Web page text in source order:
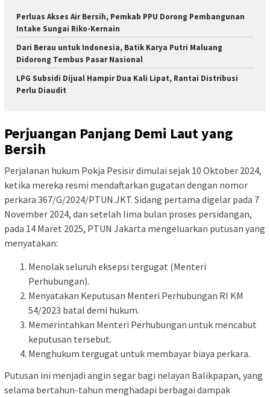
Perluas Akses Air Bersih, Pemkab PPU Dorong Pembangunan
Intake Sungai Riko-Kernain
Dari Berau untuk Indonesia, Batik Karya Putri Maluang
Didorong Tembus Pasar Nasional
LPG Subsidi Dijual Hampir Dua Kali Lipat, Rantai Distribusi
Perlu Diaudit
Perjuangan Panjang Demi Laut yang
Bersih
Perjalanan hukum Pokja Pesisir dimulai sejak 10 Oktober 2024,
ketika mereka resmi mendaftarkan gugatan dengan nomor
perkara 367/G/2024/PTUN.JKT. Sidang pertama digelar pada 7
November 2024, dan setelah lima bulan proses persidangan,
pada 14 Maret 2025, PTUN Jakarta mengeluarkan putusan yang
menyatakan:
Menolak seluruh eksepsi tergugat (Menteri
Perhubungan).
Menyatakan Keputusan Menteri Perhubungan RI KM
54/2023 batal demi hukum.
Memerintahkan Menteri Perhubungan untuk mencabut
keputusan tersebut.
Menghukum tergugat untuk membayar biaya perkara.
Putusan ini menjadi angin segar bagi nelayan Balikpapan, yang
selama bertahun-tahun menghadapi berbagai dampak